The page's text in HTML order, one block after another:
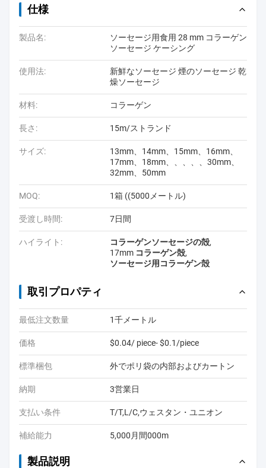
仕様
製品名:
ソーセージ用食用 28 mm コラーゲン
ソーセージ ケーシング
使用法:
新鮮なソーセージ 煙のソーセージ 乾
燥ソーセージ
材料: コラーゲン
長さ: 15m/ストランド
サイズ:
13mm、14mm、15mm、16mm、
17mm、18mm、、、、、30mm、
32mm、50mm
MOQ: 1箱 ((5000メートル)
受渡し時間: 7日間
ハイライト: コラーゲンソーセージの殻,
17mm コラーゲン殻,
ソーセージ用コラーゲン殻
取引プロパティ
最低注文数量 1千メートル
価格 $0.04/ piece- $0.1/piece
標準梱包 外でポリ袋の内部およびカートン
納期 3営業日
支払い条件 T/T,L/C,ウェスタン・ユニオン
補給能力 5,000月間000m
製品説明